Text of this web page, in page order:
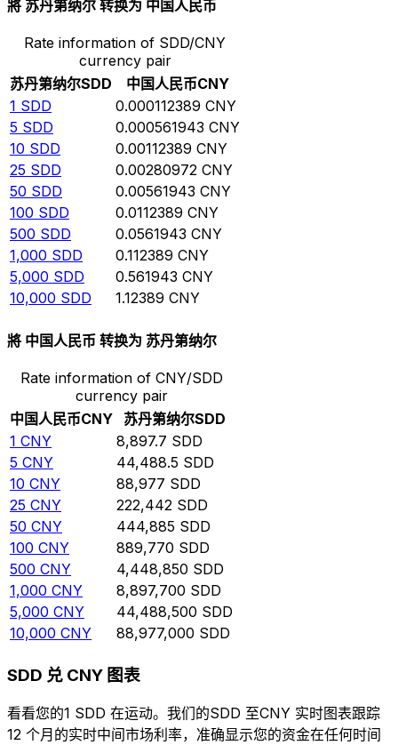
將 苏丹第纳尔 转换为 中国人民币
Rate information of SDD/CNY
currency pair
苏丹第纳尔SDD 中国人民币CNY
1 SDD 0.000112389 CNY
5 SDD 0.000561943 CNY
10 SDD 0.00112389 CNY
25 SDD 0.00280972 CNY
50 SDD 0.00561943 CNY
100 SDD 0.0112389 CNY
500 SDD 0.0561943 CNY
1,000 SDD 0.112389 CNY
5,000 SDD 0.561943 CNY
10,000 SDD 1.12389 CNY
將 中国人民币 转换为 苏丹第纳尔
Rate information of CNY/SDD
currency pair
中国人民币CNY 苏丹第纳尔SDD
1 CNY 8,897.7 SDD
5 CNY 44,488.5 SDD
10 CNY 88,977 SDD
25 CNY 222,442 SDD
50 CNY 444,885 SDD
100 CNY 889,770 SDD
500 CNY 4,448,850 SDD
1,000 CNY 8,897,700 SDD
5,000 CNY 44,488,500 SDD
10,000 CNY 88,977,000 SDD
SDD 兑 CNY 图表
看看您的1 SDD 在运动。我们的SDD 至CNY 实时图表跟踪
12 个月的实时中间市场利率，准确显示您的资金在任何时间